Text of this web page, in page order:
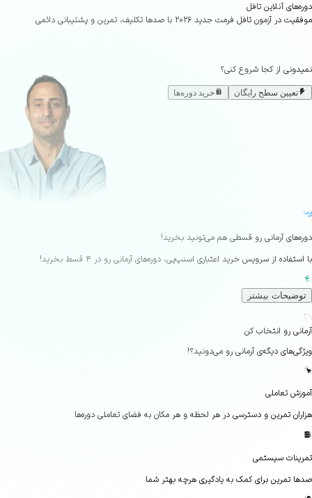
آنلاین تافل
آزمون تافل فرمت جدید ۲۰۲۶ با صدها تکلیف، تمرین و پشتیبانی دائمی
از کجا شروع کنی؟
تعیین سطح رایگان خرید دوره‌ها
آرمانی رو قسطی هم می‌تونید بخرید!
از سرویس خرید اعتباری اسنپ‌پی، دوره‌های آرمانی رو در ۴ قسط بخرید!
بیشتر
رو انتخاب کن
دیگه‌ی آرمانی رو می‌دونید؟!
تعاملی
تمرین و دسترسی در هر لحظه و هر مکان به فضای تعاملی دوره‌ها
سیستمی
تمرین برای کمک به یادگیری هرچه بهتر شما